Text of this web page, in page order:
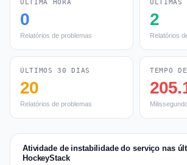
ÚLTIMA HORA
0
Relatórios de problemas
ÚLTIMAS
2
Relatórios
ÚLTIMOS 30 DIAS
20
Relatórios de problemas
TEMPO
Atividade de instabilidade do serviço nas
HockeyStack